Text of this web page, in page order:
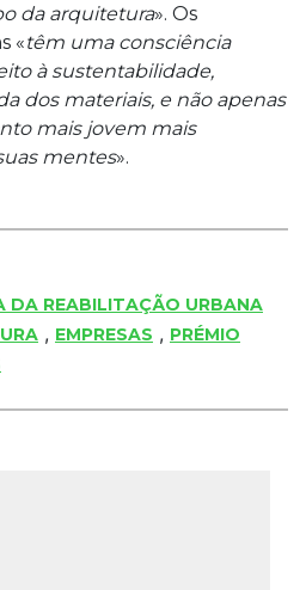
da arquitetura». Os
«têm uma consciência
à sustentabilidade,
dos materiais, e não apenas
mais jovem mais
mentes».
DA REABILITAÇÃO URBANA
, EMPRESAS , PRÉMIO